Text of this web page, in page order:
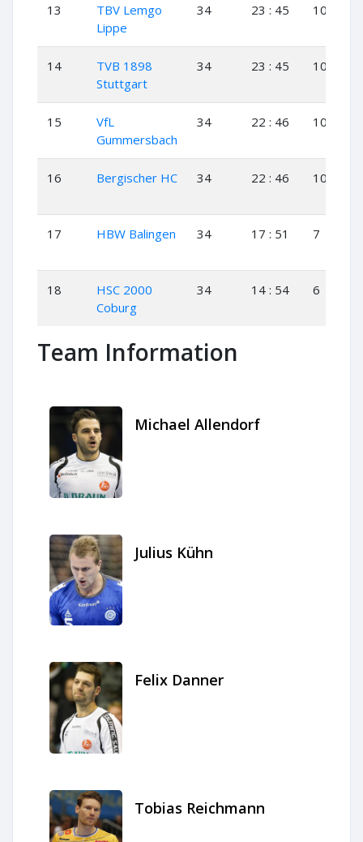
13
TBV Lemgo
Lippe
34 23 : 45 10
14
TVB 1898
Stuttgart
34 23 : 45 10
15
VfL
Gummersbach
34 22 : 46 10
16 Bergischer HC 34 22 : 46 10
17 HBW Balingen 34 17 : 51 7
18
HSC 2000
Coburg
34 14 : 54 6
Team Information
Michael Allendorf
Julius Kühn
Felix Danner
Tobias Reichmann